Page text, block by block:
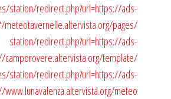
station/redirect.php?url=https://ads-
meteotavernelle.altervista.org/pages/
station/redirect.php?url=https://ads-
camporovere.altervista.org/template/
station/redirect.php?url=https://ads-
www.lunavalenza.altervista.org/meteo